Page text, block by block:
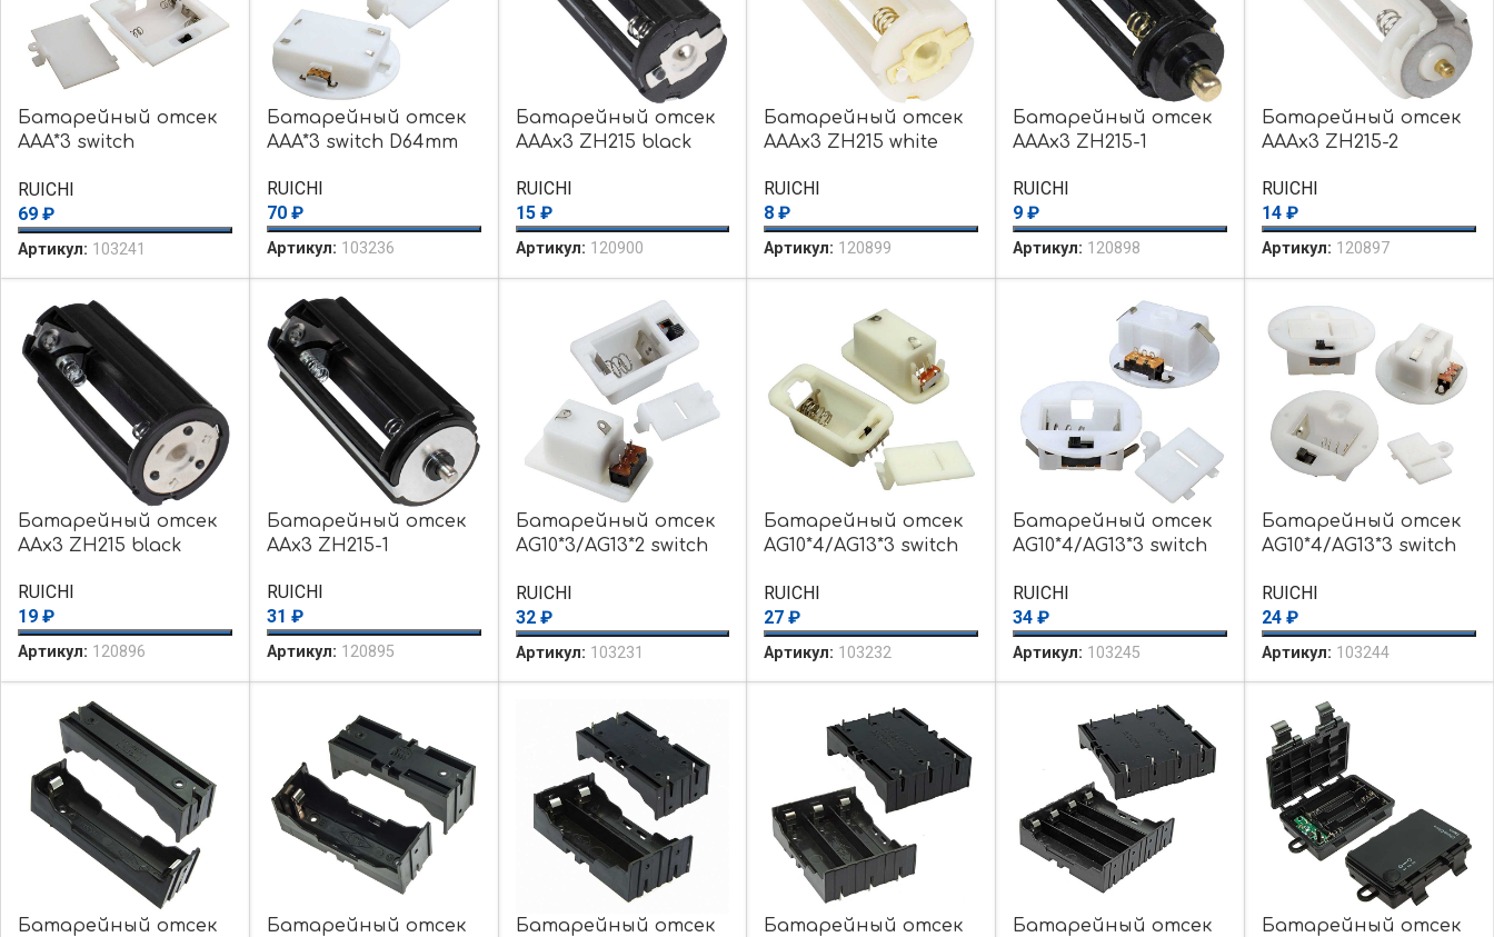
Батарейный отсек
AAA*3 switch
RUICHI
69 ₽
Артикул: 103241
Батарейный отсек
AAA*3 switch D64mm
RUICHI
70 ₽
Артикул: 103236
Батарейный отсек
AAAx3 ZH215 black
RUICHI
15 ₽
Артикул: 120900
Батарейный отсек
AAAx3 ZH215 white
RUICHI
8₽
Артикул: 120899
Батарейный отсек
AAAx3 ZH215-1
RUICHI
9₽
Артикул: 120898
Батарейный отсек
AAAx3 ZH215-2
RUICHI
14₽
Артикул: 120897
Батарейный отсек
AAx3 ZH215 black
RUICHI
19 ₽
Артикул: 120896
Батарейный отсек
AAx3 ZH215-1
RUICHI
31 ₽
Артикул: 120895
Батарейный отсек
AG10*3/AG13*2 switch
RUICHI
32 ₽
Артикул: 103231
Батарейный отсек
AG10*4/AG13*3 switch
RUICHI
27₽
Артикул: 103232
Батарейный отсек
AG10*4/AG13*3 switch
RUICHI
34₽
Артикул: 103245
Батарейный отсек
AG10*4/AG13*3 switch
RUICHI
24₽
Артикул: 103244
Батарейный отсек
Батарейный отсек
Батарейный отсек
Батарейный отсек
Батарейный отсек
Батарейный отсек